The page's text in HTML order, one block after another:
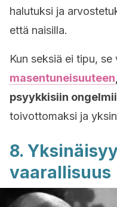
halutuksi ja
että naisilla.
Kun seksiä ei tipu, se
masentuneisuuteen
psyykkisiin
toivottomaksi ja
8.
vaarallisuus